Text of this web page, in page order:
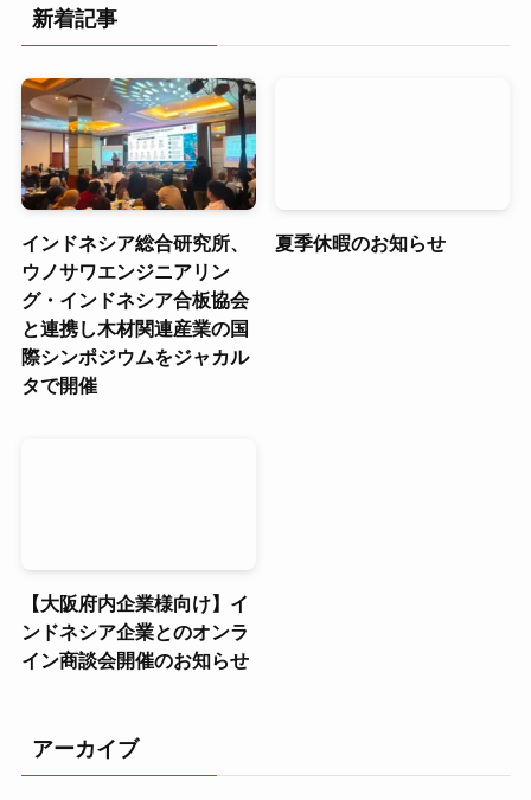
新着記事
インドネシア総合研究所、
ウノサワエンジニアリン
グ・インドネシア合板協会
と連携し木材関連産業の国
際シンポジウムをジャカル
タで開催
夏季休暇のお知らせ
【大阪府内企業様向け】イ
ンドネシア企業とのオンラ
イン商談会開催のお知らせ
アーカイブ